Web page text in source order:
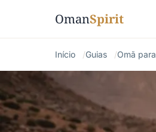
OmanSpirit
Início Guias Omã